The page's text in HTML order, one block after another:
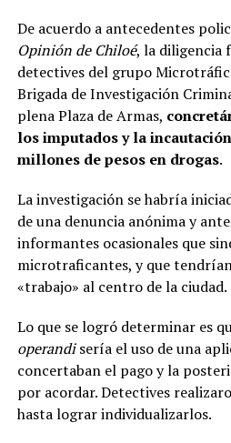
De acuerdo a antecedentes
Opinión de Chiloé, la diligencia
detectives del grupo
Brigada de Investigación
plena Plaza de Armas,
los imputados y la
millones de pesos en drogas.
La investigación se habría
de una denuncia anónima y
informantes ocasionales que
microtraficantes, y que
«trabajo» al centro de la ciudad.
Lo que se logró determinar es
operandisería el uso de una
concertaban el pago y la
por acordar. Detectives
hasta lograr individualizarlos.